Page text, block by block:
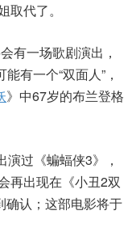
取代了。
有一场歌剧演出，
有一个“双面人”，
》中67岁的布兰登格
演过《蝙蝠侠3》，
再出现在《小丑2双
确认；这部电影将于